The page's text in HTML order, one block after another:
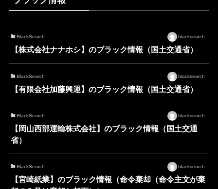
BlackSearch blacksearch
【株式会社ナナホシ】のブラック情報（国土交通省）
BlackSearch blacksearch
【有限会社加藤興運】のブラック情報（国土交通省）
BlackSearch blacksearch
【岡山西部運輸株式会社】のブラック情報（国土交通
省）
BlackSearch blacksearch
【宮崎紙業】のブラック情報（命令棄却（命令主文が棄